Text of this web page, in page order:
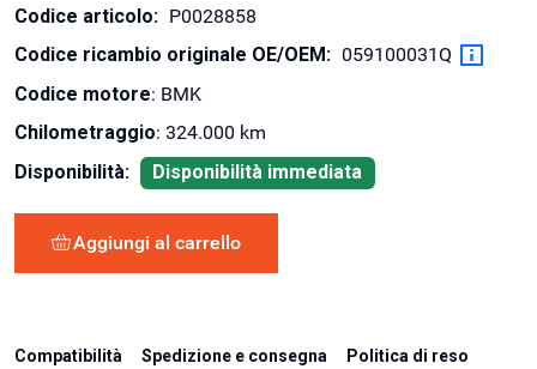
Codice articolo: P0028858
Codice ricambio originale OE/OEM: 059100031Q
Codice motore: BMK
Chilometraggio: 324.000 km
Disponibilità:
Disponibilità immediata
Aggiungi al carrello
Compatibilità Spedizione e consegna Politica di reso